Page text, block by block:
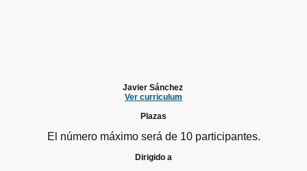
Javier Sánchez
Ver curriculum
Plazas
El número máximo será de 10 participantes.
Dirigido a